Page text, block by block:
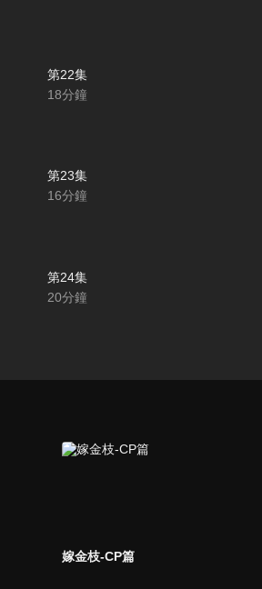
第22集
18分鐘
第23集
16分鐘
第24集
20分鐘
嫁金枝-CP篇